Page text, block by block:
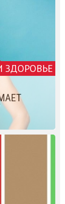
ЗДОРОВЬЕ